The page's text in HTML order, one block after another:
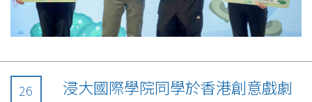
26
浸大國際學院同學於香港創意戲劇